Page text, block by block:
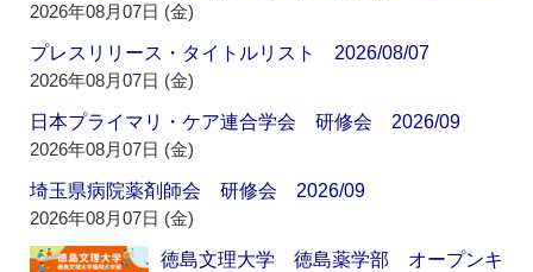
2026年08月07日 (金)
プレスリリース・タイトルリスト 2026/08/07
2026年08月07日 (金)
日本プライマリ・ケア連合学会 研修会 2026/09
2026年08月07日 (金)
埼玉県病院薬剤師会 研修会 2026/09
2026年08月07日 (金)
徳島文理大学 徳島薬学部 オープンキ